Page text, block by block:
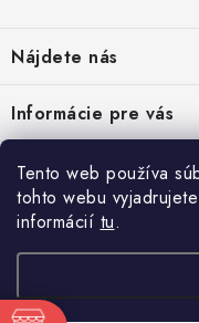
Tento web používa
tohto webu
informácií tu.
p
ä
t
Nájdete nás
Informácie pre vás
Kontakt
TOP kategórie
Detské štvorkolky
Minicross
Moto prilby
Facebook